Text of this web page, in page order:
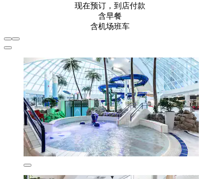
现在预订，到店付款
含早餐
含机场班车